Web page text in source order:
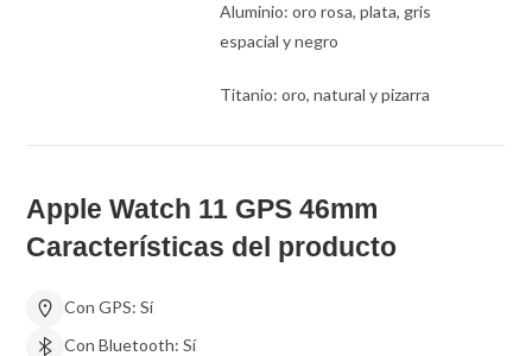
Aluminio: oro rosa, plata, gris
espacial y negro
Titanio: oro, natural y pizarra
Apple Watch 11 GPS 46mm
Características del producto
Con GPS: Sí
Con Bluetooth: Sí